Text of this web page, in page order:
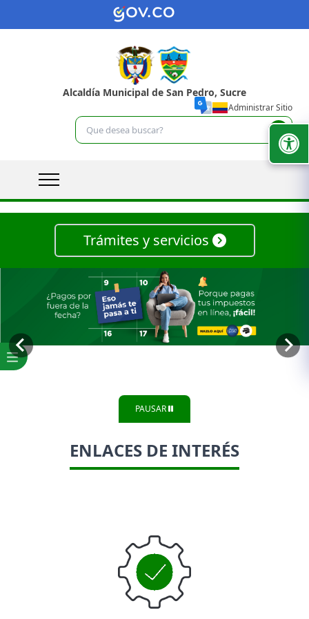
Alcaldía Municipal de San Pedro, Sucre
Administrar Sitio
Trámites y servicios
PAUSAR
ENLACES DE INTERÉS